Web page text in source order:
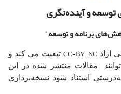
و آینده‌نگری
برنامه و توسعه"
ازاد CC-BY_NC تبعیت می کند و
مقالات منتشر شده در این
استناد شود نسخه‌برداری